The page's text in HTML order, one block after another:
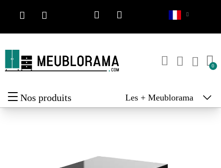
Nos produits Les + Meublorama